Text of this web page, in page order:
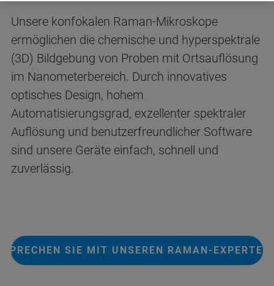
Unsere konfokalen Raman-Mikroskope
ermöglichen die chemische und hyperspektrale
(3D) Bildgebung von Proben mit Ortsauflösung
im Nanometerbereich. Durch innovatives
optisches Design, hohem
Automatisierungsgrad, exzellenter spektraler
Auflösung und benutzerfreundlicher Software
sind unsere Geräte einfach, schnell und
zuverlässig.
SPRECHEN SIE MIT UNSEREN RAMAN-EXPERTEN